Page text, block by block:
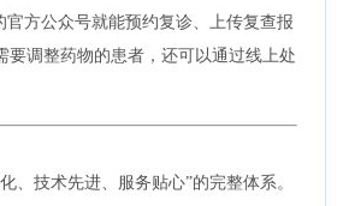
方公众号就能预约复诊、上传复查报
调整药物的患者，还可以通过线上处
、技术先进、服务贴心”的完整体系。